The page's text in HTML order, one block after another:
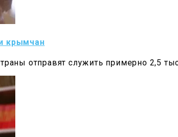
крымчан
отправят служить примерно 2,5